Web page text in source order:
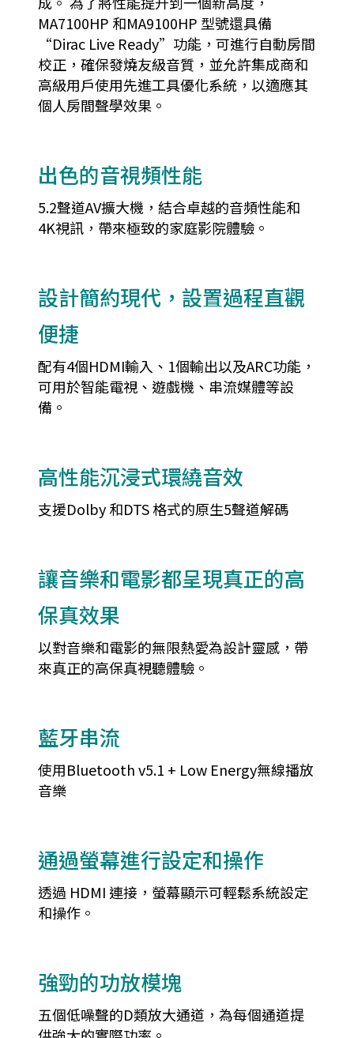
MA7100HP 和MA9100HP 型號還具備
“Dirac Live Ready”功能，可進行自動房間
校正，確保發燒友級音質，並允許集成商和
高級用戶使用先進工具優化系統，以適應其
個人房間聲學效果。
出色的音視頻性能
5.2聲道AV擴大機，結合卓越的音頻性能和
4K視訊，帶來極致的家庭影院體驗。
設計簡約現代，設置過程直觀
便捷
配有4個HDMI輸入、1個輸出以及ARC功能，
可用於智能電視、遊戲機、串流媒體等設
備。
高性能沉浸式環繞音效
支援Dolby 和DTS 格式的原生5聲道解碼
讓音樂和電影都呈現真正的高
保真效果
以對音樂和電影的無限熱愛為設計靈感，帶
來真正的高保真視聽體驗。
藍牙串流
使用Bluetooth v5.1 + Low Energy無線播放
音樂
通過螢幕進行設定和操作
透過 HDMI 連接，螢幕顯示可輕鬆系統設定
和操作。
強勁的功放模塊
五個低噪聲的D類放大通道，為每個通道提